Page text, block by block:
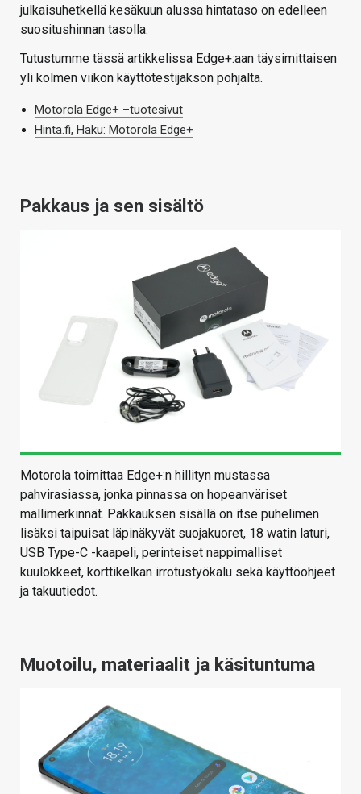
julkaisuhetkellä kesäkuun alussa hintataso on edelleen
suositushinnan tasolla.
Tutustumme tässä artikkelissa Edge+:aan täysimittaisen
yli kolmen viikon käyttötestijakson pohjalta.
Motorola Edge+ –tuotesivut
Hinta.fi, Haku: Motorola Edge+
Pakkaus ja sen sisältö
Motorola toimittaa Edge+:n hillityn mustassa
pahvirasiassa, jonka pinnassa on hopeanväriset
mallimerkinnät. Pakkauksen sisällä on itse puhelimen
lisäksi taipuisat läpinäkyvät suojakuoret, 18 watin laturi,
USB Type-C -kaapeli, perinteiset nappimalliset
kuulokkeet, korttikelkan irrotustyökalu sekä käyttöohjeet
ja takuutiedot.
Muotoilu, materiaalit ja käsituntuma